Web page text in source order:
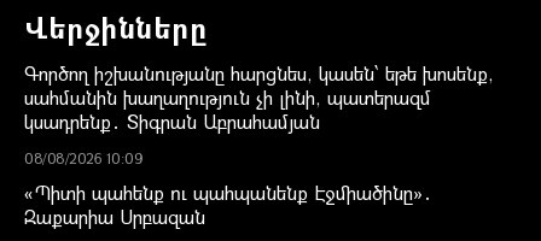
Վերջինները
Գործող իշխանությանը հարցնես, կասեն՝ եթե խոսենք,
սահմանին խաղաղություն չի լինի, պատերազմ
կսադրենք․ Տիգրան Աբրահամյան
08/08/2026 10:09
«Պիտի պահենք ու պահպանենք Էջմիածինը»․
Զաքարիա Սրբազան